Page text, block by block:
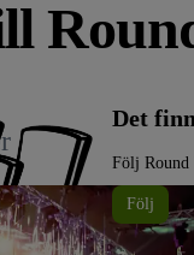
Det
Följ Round
Följ